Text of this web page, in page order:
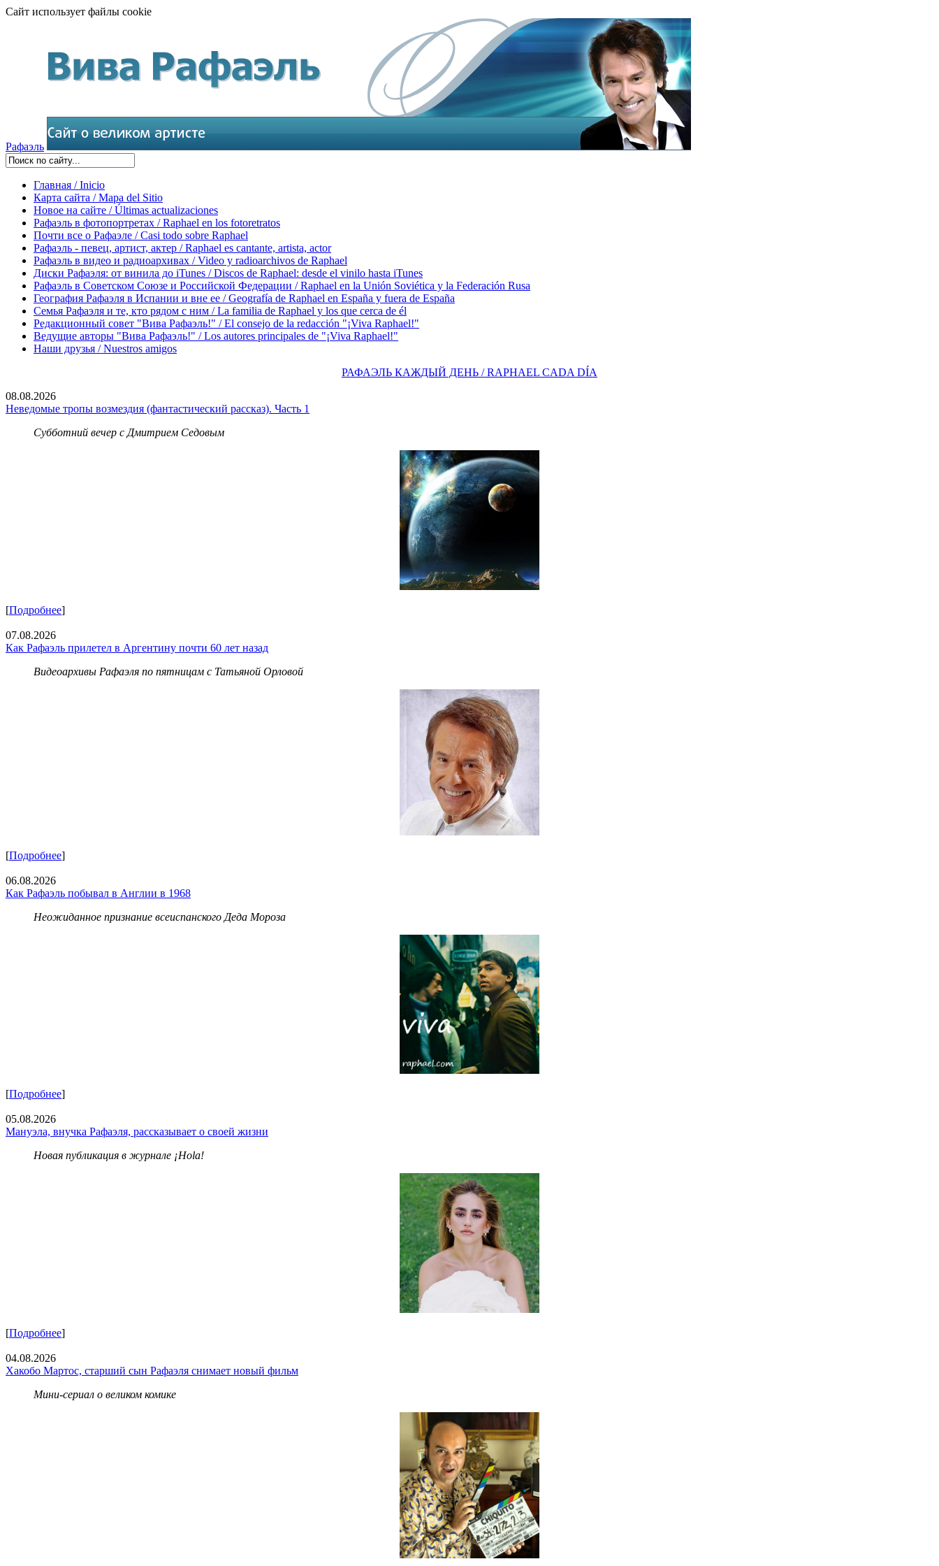
Сайт использует файлы cookie
Рафаэль
Главная / Inicio
Карта сайта / Mapa del Sitio
Новое на сайте / Últimas actualizaciones
Рафаэль в фотопортретах / Raphael en los fotoretratos
Почти все о Рафаэле / Casi todo sobre Raphael
Рафаэль - певец, артист, актер / Raphael es cantante, artista, actor
Рафаэль в видео и радиоархивах / Video y radioarchivos de Raphael
Диски Рафаэля: от винила до iTunes / Discos de Raphael: desde el vinilo hasta iTunes
Рафаэль в Советском Союзе и Российской Федерации / Raphael en la Unión Soviética y la Federación Rusa
География Рафаэля в Испании и вне ее / Geografía de Raphael en España y fuera de España
Семья Рафаэля и те, кто рядом с ним / La familia de Raphael y los que cerca de él
Редакционный совет "Вива Рафаэль!" / El consejo de la redacción "¡Viva Raphael!"
Ведущие авторы "Вива Рафаэль!" / Los autores principales de "¡Viva Raphael!"
Наши друзья / Nuestros amigos
РАФАЭЛЬ КАЖДЫЙ ДЕНЬ / RAPHAEL CADA DÍA
08.08.2026
Неведомые тропы возмездия (фантастический рассказ). Часть 1
Субботний вечер с Дмитрием Седовым
[Подробнее]
07.08.2026
Как Рафаэль прилетел в Аргентину почти 60 лет назад
Видеоархивы Рафаэля по пятницам с Татьяной Орловой
[Подробнее]
06.08.2026
Как Рафаэль побывал в Англии в 1968
Неожиданное признание всеиспанского Деда Мороза
[Подробнее]
05.08.2026
Мануэла, внучка Рафаэля, рассказывает о своей жизни
Новая публикация в журнале ¡Hola!
[Подробнее]
04.08.2026
Хакобо Мартос, старший сын Рафаэля снимает новый фильм
Мини-сериал о великом комике